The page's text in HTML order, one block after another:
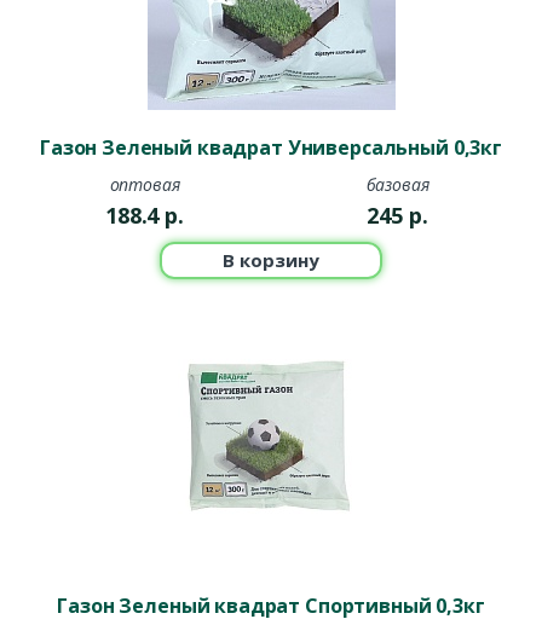
Газон Зеленый квадрат Универсальный 0,3кг
оптовая
188.4 р.
базовая
245 р.
В корзину
Газон Зеленый квадрат Спортивный 0,3кг